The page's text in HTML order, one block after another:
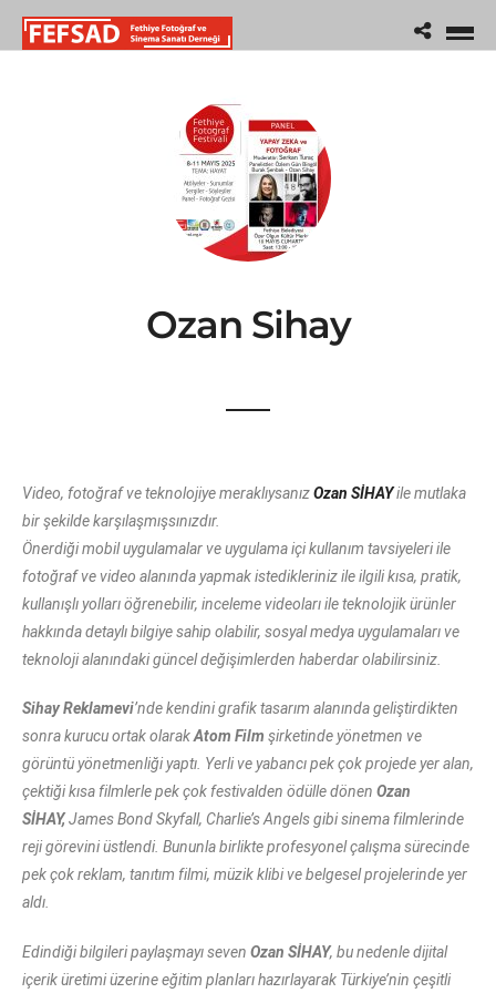
Ozan Sihay
Video, fotoğraf ve teknolojiye meraklıysanızOzan SİHAYile mutlaka
bir şekilde karşılaşmışsınızdır.
Önerdiği mobil uygulamalar ve uygulama içi kullanım tavsiyeleri ile
fotoğraf ve video alanında yapmak istedikleriniz ile ilgili kısa, pratik,
kullanışlı yolları öğrenebilir, inceleme videoları ile teknolojik ürünler
hakkında detaylı bilgiye sahip olabilir, sosyal medya uygulamaları ve
teknoloji alanındaki güncel değişimlerden haberdar olabilirsiniz.
Sihay Reklamevi’nde kendini grafik tasarım alanında geliştirdikten
sonra kurucu ortak olarakAtom Film şirketinde yönetmen ve
görüntü yönetmenliği yaptı. Yerli ve yabancı pek çok projede yer alan,
çektiği kısa filmlerle pek çok festivalden ödülle dönen Ozan
SİHAY,James Bond Skyfall, Charlie’s Angels gibi sinema filmlerinde
reji görevini üstlendi. Bununla birlikte profesyonel çalışma sürecinde
pek çok reklam, tanıtım filmi, müzik klibi ve belgesel projelerinde yer
aldı.
Edindiği bilgileri paylaşmayı seven Ozan SİHAY, bu nedenle dijital
içerik üretimi üzerine eğitim planları hazırlayarak Türkiye’nin çeşitli